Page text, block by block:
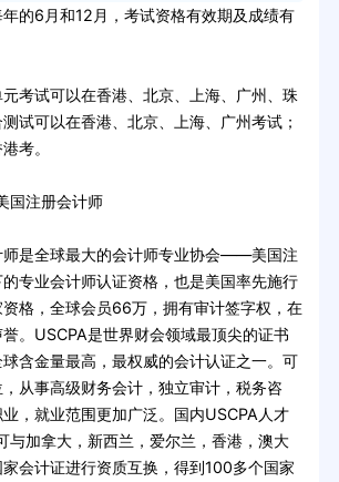
6月和12月，考试资格有效期及成绩有
试可以在香港、北京、上海、广州、珠
试可以在香港、北京、上海、广州考试；
考。
注册会计师
是全球最大的会计师专业协会——美国注
专业会计师认证资格，也是美国率先施行
格，全球会员66万，拥有审计签字权，在
。USCPA是世界财会领域最顶尖的证书
含金量最高，最权威的会计认证之一。可
从事高级财务会计，独立审计，税务咨
，就业范围更加广泛。国内USCPA人才
与加拿大，新西兰，爱尔兰，香港，澳大
会计证进行资质互换，得到100多个国家